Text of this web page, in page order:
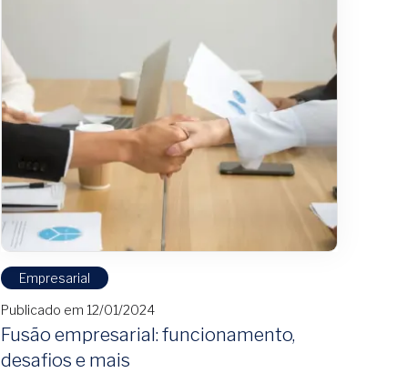
Empresarial
Publicado em 12/01/2024
Fusão empresarial: funcionamento,
desafios e mais